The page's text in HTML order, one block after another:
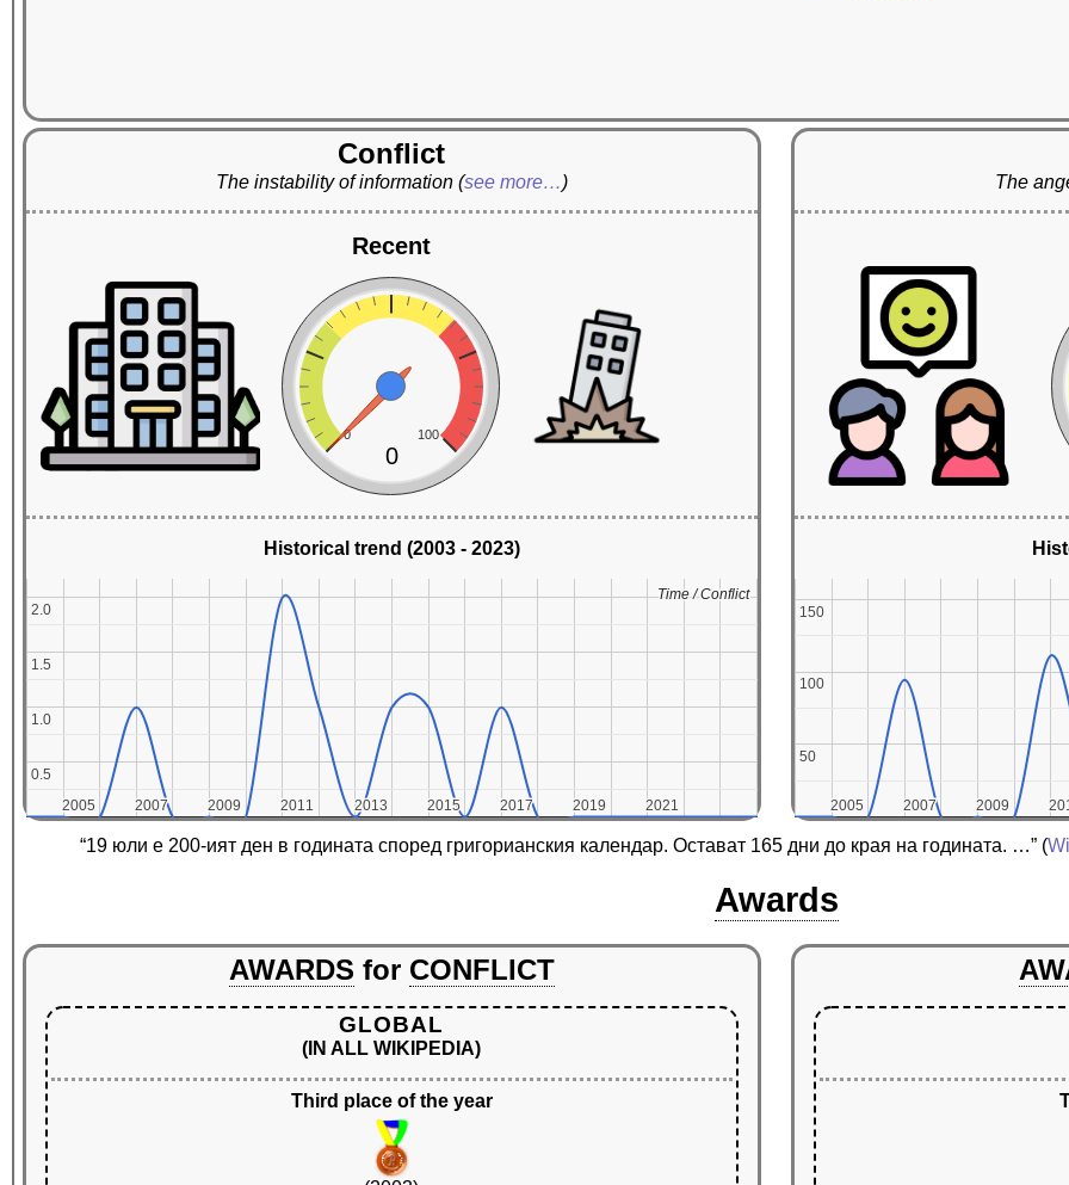
Conflict
The instability of information (see more…)
Recent
0 100
0
Historical trend (2003 - 2023)
2005
2005 2007
2007 2009
2009 2011
2011 2013
2013 2015
2015 2017
2017 2019
2019 2021
2021
0.5
0.5
1.0
1.0
1.5
1.5
2.0
2.0
Time / Conflict
Time / Conflict
The
2005
2005 2007
2007 2009
2009
50
50
100
100
150
150
“19 юли е 200-ият ден в годината според григорианския календар. Остават 165 дни до края на годината. …” (
Awards
AWARDS for CONFLICT
GLOBAL
(IN ALL WIKIPEDIA)
Third place of the year